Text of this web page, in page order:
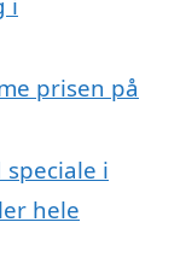
prisen på
i
hele